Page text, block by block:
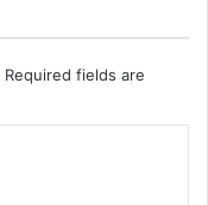
Required fields are